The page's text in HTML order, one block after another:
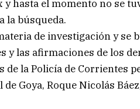
y hasta el momento no se
la búsqueda.
de investigación y
y las afirmaciones de los
de la Policía de Corrientes
de Goya, Roque Nicolás